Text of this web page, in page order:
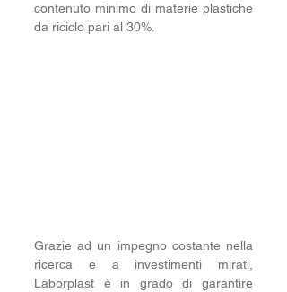
contenuto minimo di materie plastiche
da riciclo pari al 30%.
Grazie ad un impegno costante nella
ricerca e a investimenti mirati,
Laborplast è in grado di garantire